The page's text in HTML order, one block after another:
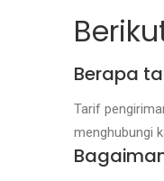
Berapa
Tarif
menghubungi